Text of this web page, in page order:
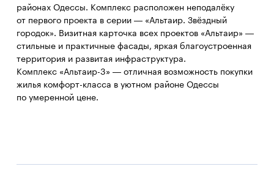
районах Одессы. Комплекс расположен неподалёку
от первого проекта в серии — «Альтаир. Звёздный
городок». Визитная карточка всех проектов «Альтаир» —
стильные и практичные фасады, яркая благоустроенная
территория и развитая инфраструктура.
Комплекс «Альтаир-3» — отличная возможность покупки
жилья комфорт-класса в уютном районе Одессы
по умеренной цене.